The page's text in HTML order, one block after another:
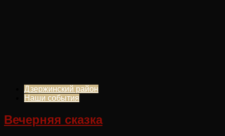
Дзержинский район
Наши события
Вечерняя сказка